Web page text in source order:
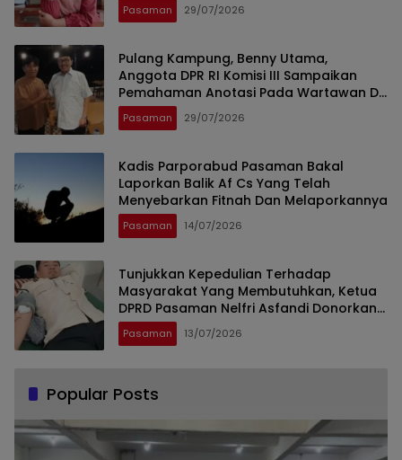
Lubuk Sikaping, Pasaman.)
Pasaman 29/07/2026
Pulang Kampung, Benny Utama,
Anggota DPR RI Komisi III Sampaikan
Pemahaman Anotasi Pada Wartawan Di
Pasaman
Pasaman 29/07/2026
Kadis Parporabud Pasaman Bakal
Laporkan Balik Af Cs Yang Telah
Menyebarkan Fitnah Dan Melaporkannya
Pasaman 14/07/2026
Tunjukkan Kepedulian Terhadap
Masyarakat Yang Membutuhkan, Ketua
DPRD Pasaman Nelfri Asfandi Donorkan
Darahnya
Pasaman 13/07/2026
Popular Posts